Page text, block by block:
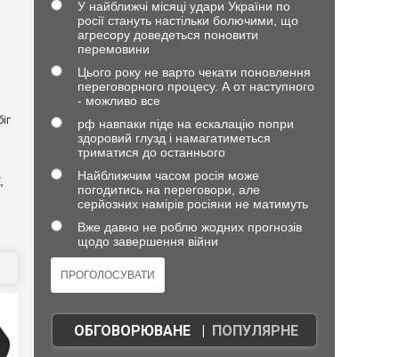
У найближчі місяці удари України по
росії стануть настільки болючими, що
агресору доведеться поновити
перемовини
Цього року не варто чекати поновлення
переговорного процесу. А от наступного
- можливо все
рф навпаки піде на ескалацію попри
здоровий глузд і намагатиметься
триматися до останнього
Найближчим часом росія може
погодитись на переговори, але
серйозних намірів росіяни не матимуть
Вже давно не роблю жодних прогнозів
щодо завершення війни
ОБГОВОРЮВАНЕ| ПОПУЛЯРНЕ